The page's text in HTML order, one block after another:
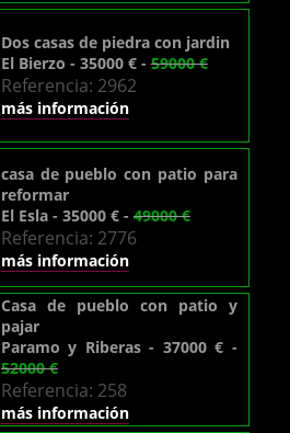
Dos casas de piedra con jardin
El Bierzo - 35000 € - 59000 €
Referencia: 2962
más información
casa de pueblo con patio para
reformar
El Esla - 35000 € - 49000 €
Referencia: 2776
más información
Casa de pueblo con patio y
pajar
Paramo y Riberas - 37000 € -
52000 €
Referencia: 258
más información